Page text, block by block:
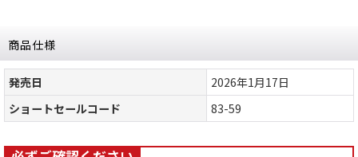
商品仕様
発売日
2026年1月17日
ショートセールコード
83-59